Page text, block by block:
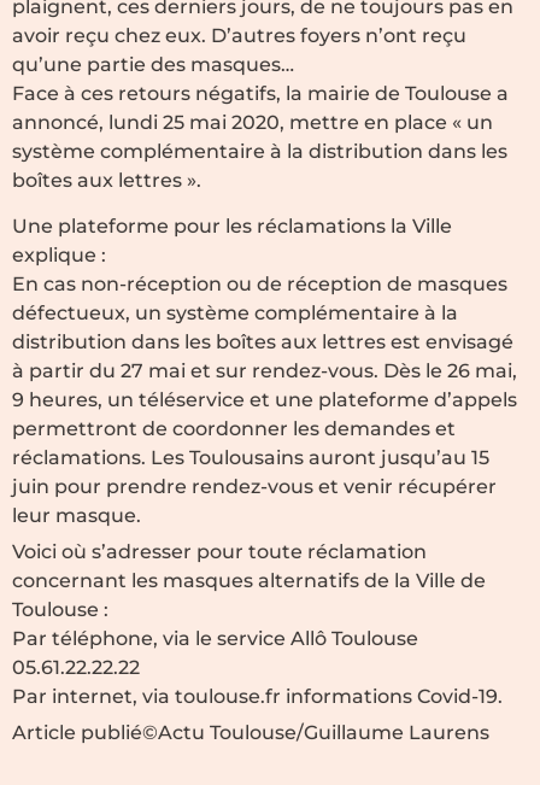
plaignent, ces derniers jours, de ne toujours pas en
avoir reçu chez eux. D’autres foyers n’ont reçu
qu’une partie des masques…
Face à ces retours négatifs, la mairie de Toulouse a
annoncé, lundi 25 mai 2020, mettre en place « un
système complémentaire à la distribution dans les
boîtes aux lettres ».
Une plateforme pour les réclamations la Ville
explique :
En cas non-réception ou de réception de masques
défectueux, un système complémentaire à la
distribution dans les boîtes aux lettres est envisagé
à partir du 27 mai et sur rendez-vous. Dès le 26 mai,
9 heures, un téléservice et une plateforme d’appels
permettront de coordonner les demandes et
réclamations. Les Toulousains auront jusqu’au 15
juin pour prendre rendez-vous et venir récupérer
leur masque.
Voici où s’adresser pour toute réclamation
concernant les masques alternatifs de la Ville de
Toulouse :
Par téléphone, via le service Allô Toulouse
05.61.22.22.22
Par internet, via toulouse.fr informations Covid-19.
Article publié©Actu Toulouse/Guillaume Laurens